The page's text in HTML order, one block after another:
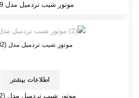
موتور شیب تردمیل مدل GS09
موتور شیب تردمیل مدل (GL82)
اطلاعات بیشتر
موتور شیب تردمیل مدل (GL82)